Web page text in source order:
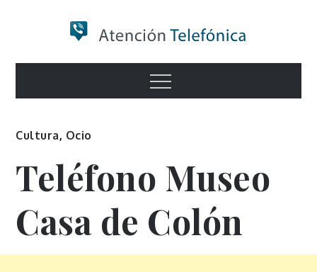
Numero de
Información
Menu
Cultura, Ocio
Teléfono Museo
Casa de Colón